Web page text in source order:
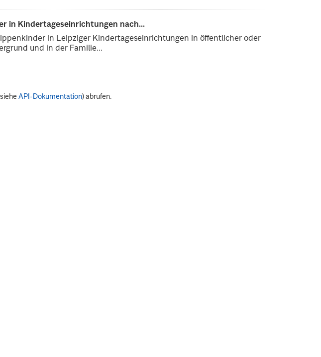
in Kindertageseinrichtungen nach...
in Leipziger Kindertageseinrichtungen in öffentlicher oder
und in der Familie...
API-Dokumentation) abrufen.